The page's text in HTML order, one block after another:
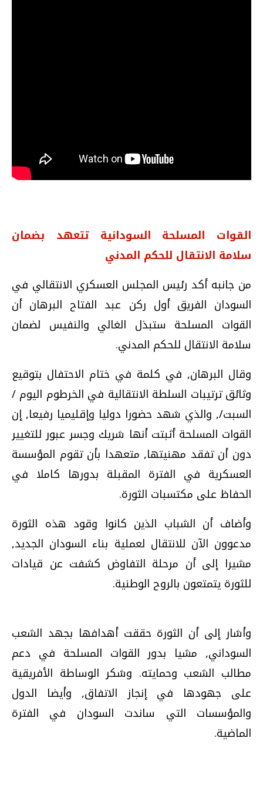
القوات المسلحة السودانية تتعهد بضمان
سلامة الانتقال للحكم المدني
من جانبه أكد رئيس المجلس العسكري الانتقالي في
السودان الفريق أول ركن عبد الفتاح البرهان أن
القوات المسلحة ستبذل الغالي والنفيس لضمان
سلامة الانتقال للحكم المدني.
وقال البرهان, في كلمة في ختام الاحتفال بتوقيع
وثائق ترتيبات السلطة الانتقالية في الخرطوم اليوم /
السبت/, والذي شهد حضورا دوليا وإقليميا رفيعا, إن
القوات المسلحة أثبتت أنها شريك وجسر عبور للتغيير
دون أن تفقد مهنيتها, متعهدا بأن تقوم المؤسسة
العسكرية في الفترة المقبلة بدورها كاملا في
الحفاظ على مكتسبات الثورة.
وأضاف أن الشباب الذين كانوا وقود هذه الثورة
مدعوون الآن للانتقال لعملية بناء السودان الجديد,
مشيرا إلى أن مرحلة التفاوض كشفت عن قيادات
للثورة يتمتعون بالروح الوطنية.
وأشار إلى أن الثورة حققت أهدافها بجهد الشعب
السوداني, مشيا بدور القوات المسلحة في دعم
مطالب الشعب وحمايته. وشكر الوساطة الأفريقية
على جهودها في إنجاز الاتفاق, وأيضا الدول
والمؤسسات التي ساندت السودان في الفترة
الماضية.